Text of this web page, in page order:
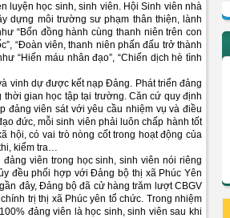
luyện học sinh, sinh viên. Hội Sinh viên nhà
dựng môi trường sư phạm thân thiện, lành
“Bốn đồng hành cùng thanh niên trên con
“Đoàn viên, thanh niên phấn đấu trở thành
“Hiến máu nhân đạo”, “Chiến dịch hè tình
vinh dự được kết nạp Đảng.­ Phát triển đảng
gian học tập tại trường. Căn cứ quy định
đảng viên sát với yêu cầu nhiệm vụ và điều
đức, mỗi sinh viên phải luôn chấp hành tốt
hội, có vai trò nòng cốt trong hoạt động của
kiểm tra…
viên trong học sinh, sinh viên nói riêng
đều phối hợp với Đảng bộ thị xã Phúc Yên
đây, Đảng bộ đã cử hàng trăm lượt CBGV
trị thị xã Phúc yên tổ chức. Trong nhiệm
đảng viên là học sinh, sinh viên sau khi